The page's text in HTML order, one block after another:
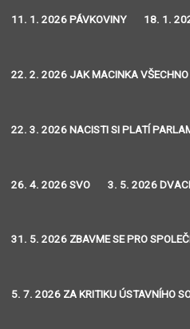
11. 1. 2026 PÁVKOVINY 18. 1.
22. 2. 2026 JAK MACINKA VŠECHNO
22. 3. 2026 NACISTI SI PLATÍ
26. 4. 2026 SVO 3. 5. 2026
31. 5. 2026 ZBAVME SE PRO
5. 7. 2026 ZA KRITIKU ÚSTAVNÍHO